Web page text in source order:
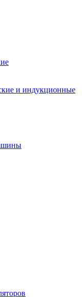
и индукционные